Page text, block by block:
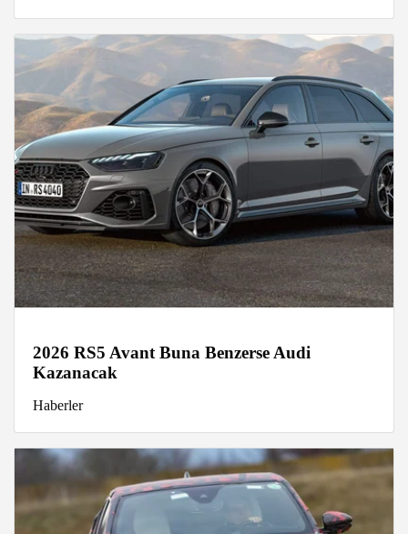
2026 RS5 Avant Buna Benzerse Audi
Kazanacak
Haberler